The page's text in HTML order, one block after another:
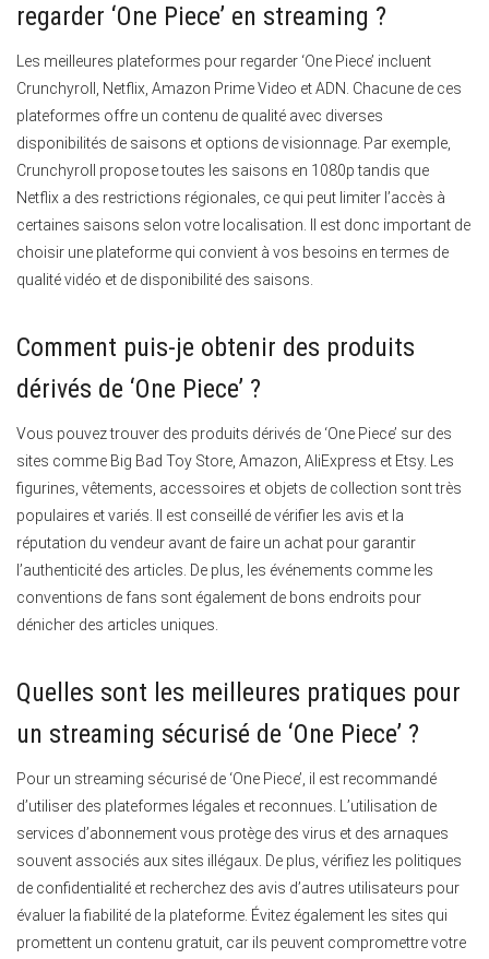
regarder ‘One Piece’ en streaming ?
Les meilleures plateformes pour regarder ‘One Piece’ incluent
Crunchyroll, Netflix, Amazon Prime Video et ADN. Chacune de ces
plateformes offre un contenu de qualité avec diverses
disponibilités de saisons et options de visionnage. Par exemple,
Crunchyroll propose toutes les saisons en 1080p tandis que
Netflix a des restrictions régionales, ce qui peut limiter l’accès à
certaines saisons selon votre localisation. Il est donc important de
choisir une plateforme qui convient à vos besoins en termes de
qualité vidéo et de disponibilité des saisons.
Comment puis-je obtenir des produits
dérivés de ‘One Piece’ ?
Vous pouvez trouver des produits dérivés de ‘One Piece’ sur des
sites comme Big Bad Toy Store, Amazon, AliExpress et Etsy. Les
figurines, vêtements, accessoires et objets de collection sont très
populaires et variés. Il est conseillé de vérifier les avis et la
réputation du vendeur avant de faire un achat pour garantir
l’authenticité des articles. De plus, les événements comme les
conventions de fans sont également de bons endroits pour
dénicher des articles uniques.
Quelles sont les meilleures pratiques pour
un streaming sécurisé de ‘One Piece’ ?
Pour un streaming sécurisé de ‘One Piece’, il est recommandé
d’utiliser des plateformes légales et reconnues. L’utilisation de
services d’abonnement vous protège des virus et des arnaques
souvent associés aux sites illégaux. De plus, vérifiez les politiques
de confidentialité et recherchez des avis d’autres utilisateurs pour
évaluer la fiabilité de la plateforme. Évitez également les sites qui
promettent un contenu gratuit, car ils peuvent compromettre votre